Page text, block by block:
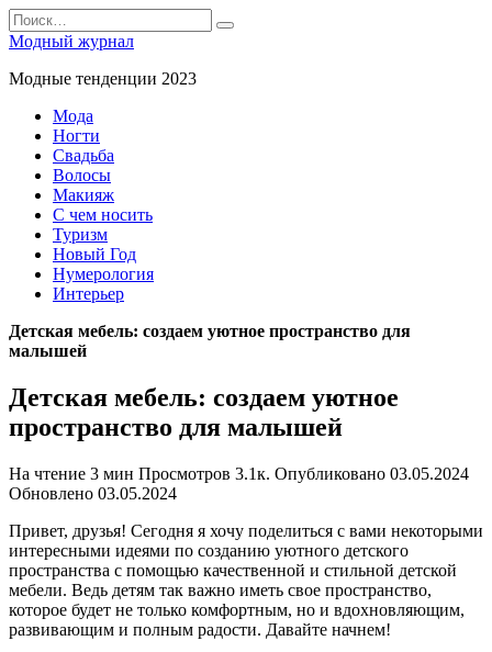
Перейти
к
содержанию
Search
for:
Модный журнал
Модные тенденции 2023
Мода
Ногти
Свадьба
Волосы
Макияж
С чем носить
Туризм
Новый Год
Нумерология
Интерьер
Детская мебель: создаем уютное пространство для
малышей
Детская мебель: создаем уютное
пространство для малышей
На чтение 3 мин Просмотров 3.1к. Опубликовано 03.05.2024
Обновлено 03.05.2024
Привет, друзья! Сегодня я хочу поделиться с вами некоторыми
интересными идеями по созданию уютного детского
пространства с помощью качественной и стильной детской
мебели. Ведь детям так важно иметь свое пространство,
которое будет не только комфортным, но и вдохновляющим,
развивающим и полным радости. Давайте начнем!